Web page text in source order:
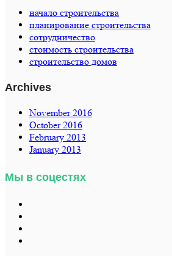
начало строительства
планирование строительства
сотрудничество
стоимость строительства
строительство домов
Archives
November 2016
October 2016
February 2013
January 2013
Мы в соцестях